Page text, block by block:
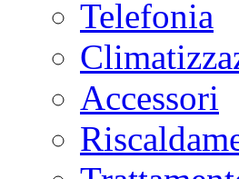
Telefonia
Accessori